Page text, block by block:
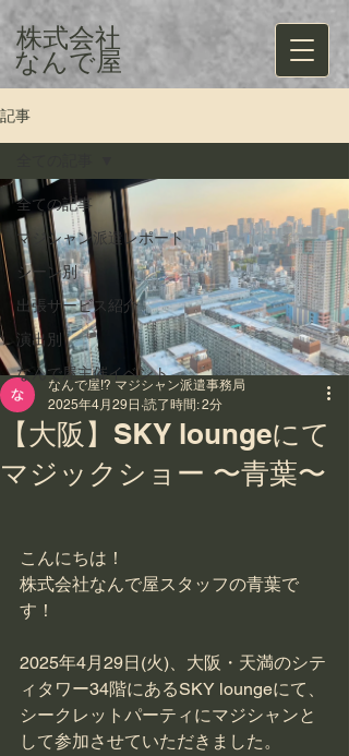
株式会社
​なんで屋
記事
全ての記事
マジシャン派遣レポート
シーン別
出張サービス紹介
演出別
なんで屋主催イベント
【大阪】SKY loungeにて
マジックショー 〜青葉〜
なんで屋!? マジシャン派遣事務局
2025年4月29日 読了時間: 2分
こんにちは！
株式会社なんで屋スタッフの青葉で
す！
2025年4月29日(火)、大阪・天満のシテ
ィタワー34階にあるSKY loungeにて、
シークレットパーティにマジシャンと
して参加させていただきました。